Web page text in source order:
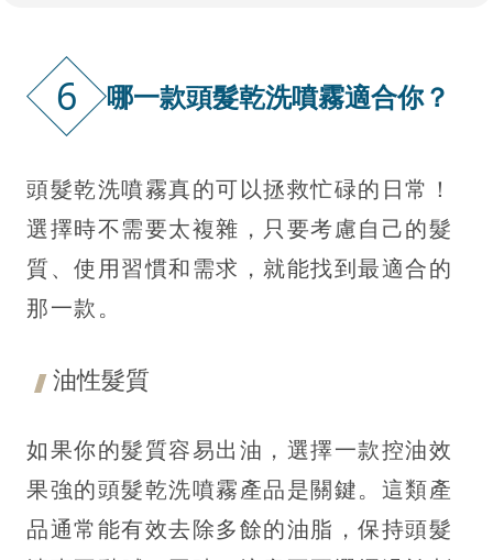
6 哪一款頭髮乾洗噴霧適合你？
頭髮乾洗噴霧真的可以拯救忙碌的日常！
選擇時不需要太複雜，只要考慮自己的髮
質、使用習慣和需求，就能找到最適合的
那一款。
油性髮質
如果你的髮質容易出油，選擇一款控油效
果強的頭髮乾洗噴霧產品是關鍵。這類產
品通常能有效去除多餘的油脂，保持頭髮